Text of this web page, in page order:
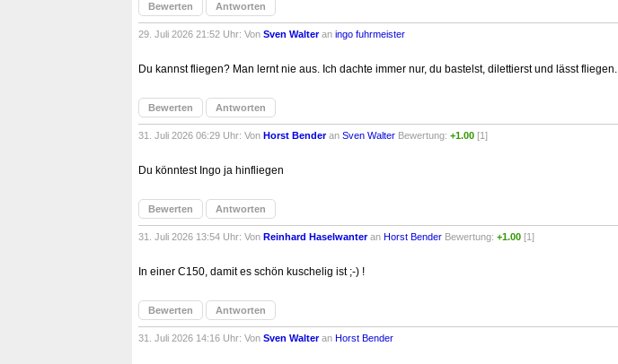
Bewerten Antworten
29. Juli 2026 21:52 Uhr: Von Sven Walteran ingo fuhrmeister
Du kannst fliegen? Man lernt nie aus. Ich dachte immer nur, du bastelst, dilettierst und lässt fliegen.
Bewerten Antworten
31. Juli 2026 06:29 Uhr: Von Horst Benderan Sven Walter Bewertung: +1.00 [1]
Du könntest Ingo ja hinfliegen
Bewerten Antworten
31. Juli 2026 13:54 Uhr: Von Reinhard Haselwanteran Horst Bender Bewertung: +1.00 [1]
In einer C150, damit es schön kuschelig ist ;-) !
Bewerten Antworten
31. Juli 2026 14:16 Uhr: Von Sven Walteran Horst Bender